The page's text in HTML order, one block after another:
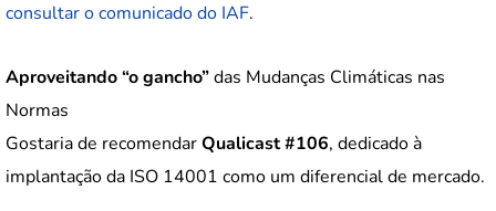
consultar o comunicado do IAF.
Aproveitando “o gancho”das Mudanças Climáticas nas
Normas
Gostaria de recomendarQualicast #106, dedicado à
implantação da ISO 14001 como um diferencial de mercado.